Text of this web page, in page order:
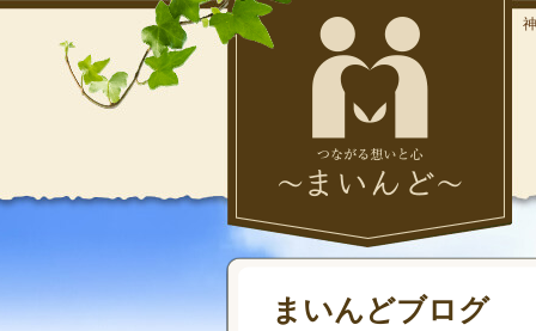
まいんどブログ